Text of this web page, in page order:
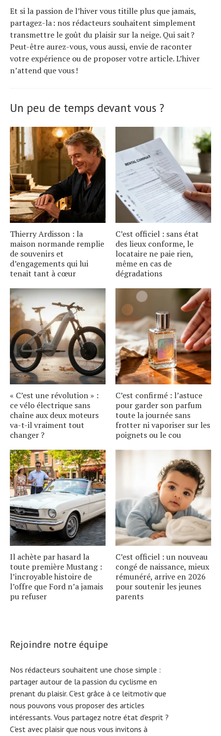
Et si la passion de l’hiver vous titille plus que jamais,
partagez-la : nos rédacteurs souhaitent simplement
transmettre le goût du plaisir sur la neige. Qui sait ?
Peut-être aurez-vous, vous aussi, envie de raconter
votre expérience ou de proposer votre article. L’hiver
n’attend que vous !
Un peu de temps devant vous ?
Thierry Ardisson : la
maison normande remplie
de souvenirs et
d’engagements qui lui
tenait tant à cœur
C’est officiel : sans état
des lieux conforme, le
locataire ne paie rien,
même en cas de
dégradations
« C’est une révolution » :
ce vélo électrique sans
chaîne aux deux moteurs
va-t-il vraiment tout
changer ?
C’est confirmé : l’astuce
pour garder son parfum
toute la journée sans
frotter ni vaporiser sur les
poignets ou le cou
Il achète par hasard la
toute première Mustang :
l’incroyable histoire de
l’offre que Ford n’a jamais
pu refuser
C’est officiel : un nouveau
congé de naissance, mieux
rémunéré, arrive en 2026
pour soutenir les jeunes
parents
Rejoindre notre équipe
Nos rédacteurs souhaitent une chose simple :
partager autour de la passion du cyclisme en
prenant du plaisir. C'est grâce à ce leitmotiv que
nous pouvons vous proposer des articles
intéressants. Vous partagez notre état d'esprit ?
C'est avec plaisir que nous vous invitons à